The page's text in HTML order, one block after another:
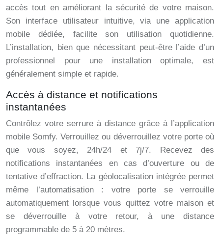
accès tout en améliorant la sécurité de votre maison.
Son interface utilisateur intuitive, via une application
mobile dédiée, facilite son utilisation quotidienne.
L’installation, bien que nécessitant peut-être l’aide d’un
professionnel pour une installation optimale, est
généralement simple et rapide.
Accès à distance et notifications
instantanées
Contrôlez votre serrure à distance grâce à l’application
mobile Somfy. Verrouillez ou déverrouillez votre porte où
que vous soyez, 24h/24 et 7j/7. Recevez des
notifications instantanées en cas d’ouverture ou de
tentative d’effraction. La géolocalisation intégrée permet
même l’automatisation : votre porte se verrouille
automatiquement lorsque vous quittez votre maison et
se déverrouille à votre retour, à une distance
programmable de 5 à 20 mètres.